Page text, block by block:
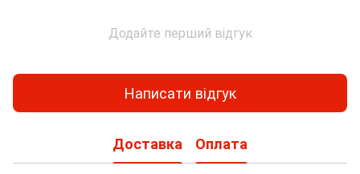
Додайте перший відгук
Написати відгук
Доставка Оплата